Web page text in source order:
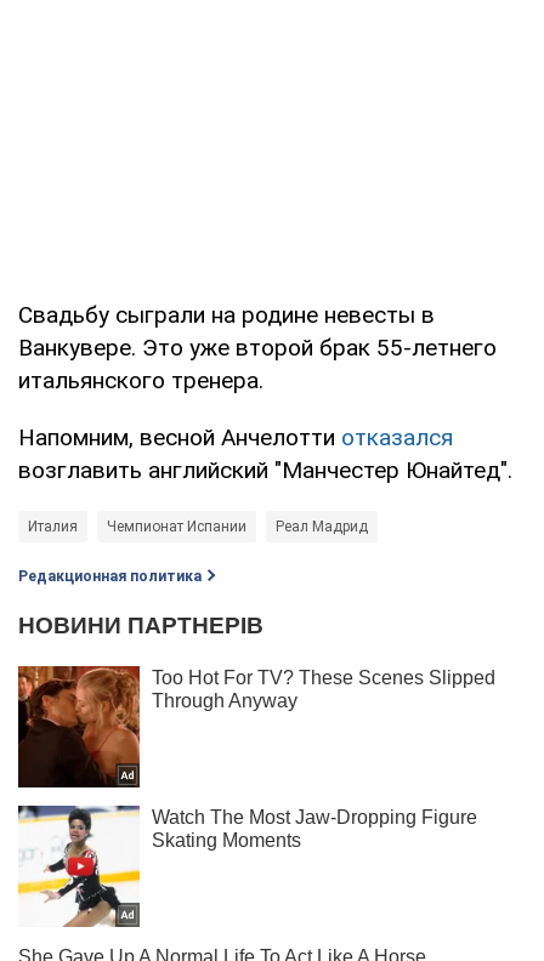
Свадьбу сыграли на родине невесты в
Ванкувере. Это уже второй брак 55-летнего
итальянского тренера.
Напомним, весной Анчелотти отказался
возглавить английский "Манчестер Юнайтед".
Италия Чемпионат Испании Реал Мадрид
Редакционная политика